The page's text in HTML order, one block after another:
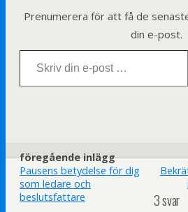
Prenumerera för att få de
din e-post.
Skriv din e-post …
föregående inlägg
Pausens betydelse för dig
som ledare och
beslutsfattare
3 svar